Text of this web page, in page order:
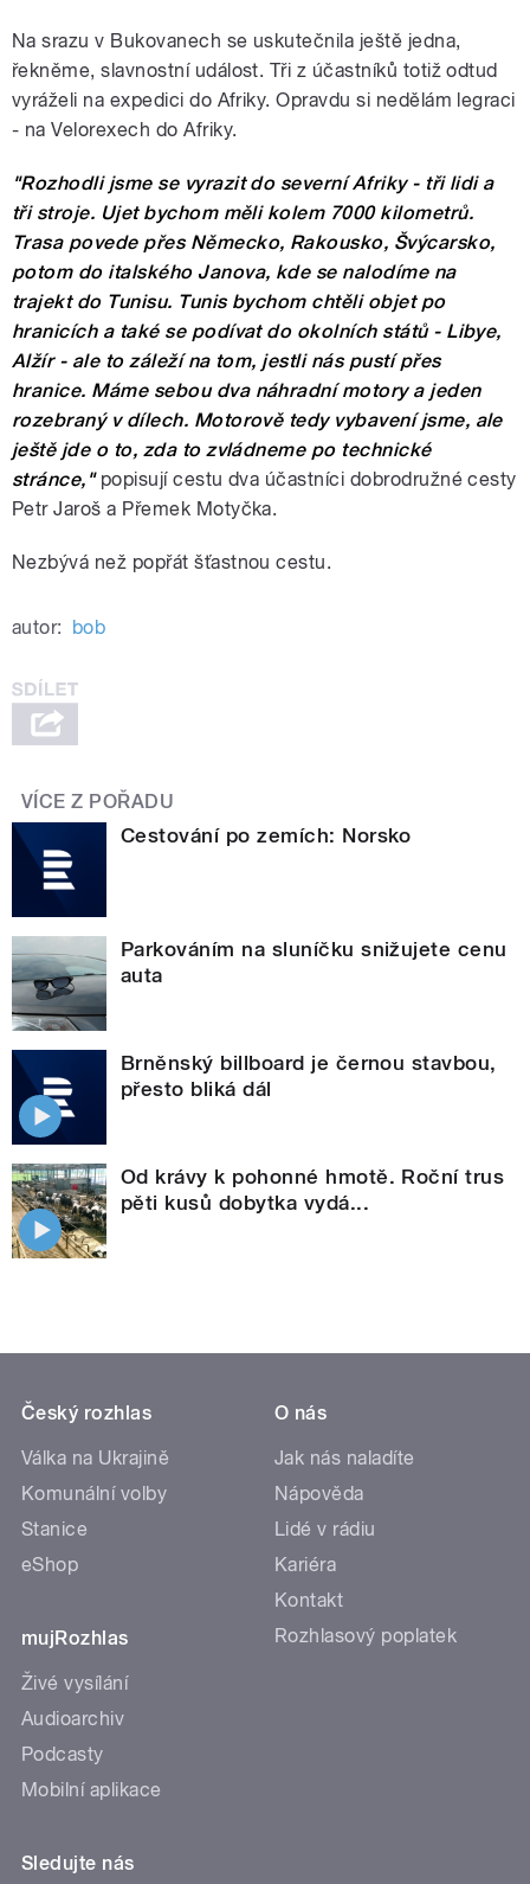
Na srazu v Bukovanech se uskutečnila ještě jedna,
řekněme, slavnostní událost. Tři z účastníků totiž odtud
vyráželi na expedici do Afriky. Opravdu si nedělám legraci
- na Velorexech do Afriky.
"Rozhodli jsme se vyrazit do severní Afriky - tři lidi a
tři stroje. Ujet bychom měli kolem 7000 kilometrů.
Trasa povede přes Německo, Rakousko, Švýcarsko,
potom do italského Janova, kde se nalodíme na
trajekt do Tunisu. Tunis bychom chtěli objet po
hranicích a také se podívat do okolních států - Libye,
Alžír - ale to záleží na tom, jestli nás pustí přes
hranice. Máme sebou dva náhradní motory a jeden
rozebraný v dílech. Motorově tedy vybavení jsme, ale
ještě jde o to, zda to zvládneme po technické
stránce,"popisují cestu dva účastníci dobrodružné cesty
Petr Jaroš a Přemek Motyčka.
Nezbývá než popřát šťastnou cestu.
autor: bob
VÍCE Z POŘADU
Cestování po zemích: Norsko
Parkováním na sluníčku snižujete cenu
auta
Brněnský billboard je černou stavbou,
přesto bliká dál
Od krávy k pohonné hmotě. Roční trus
pěti kusů dobytka vydá...
Český rozhlas
Válka na Ukrajině
Komunální volby
Stanice
eShop
mujRozhlas
Živé vysílání
Audioarchiv
Podcasty
Mobilní aplikace
O nás
Jak nás naladíte
Nápověda
Lidé v rádiu
Kariéra
Kontakt
Rozhlasový poplatek
Sledujte nás